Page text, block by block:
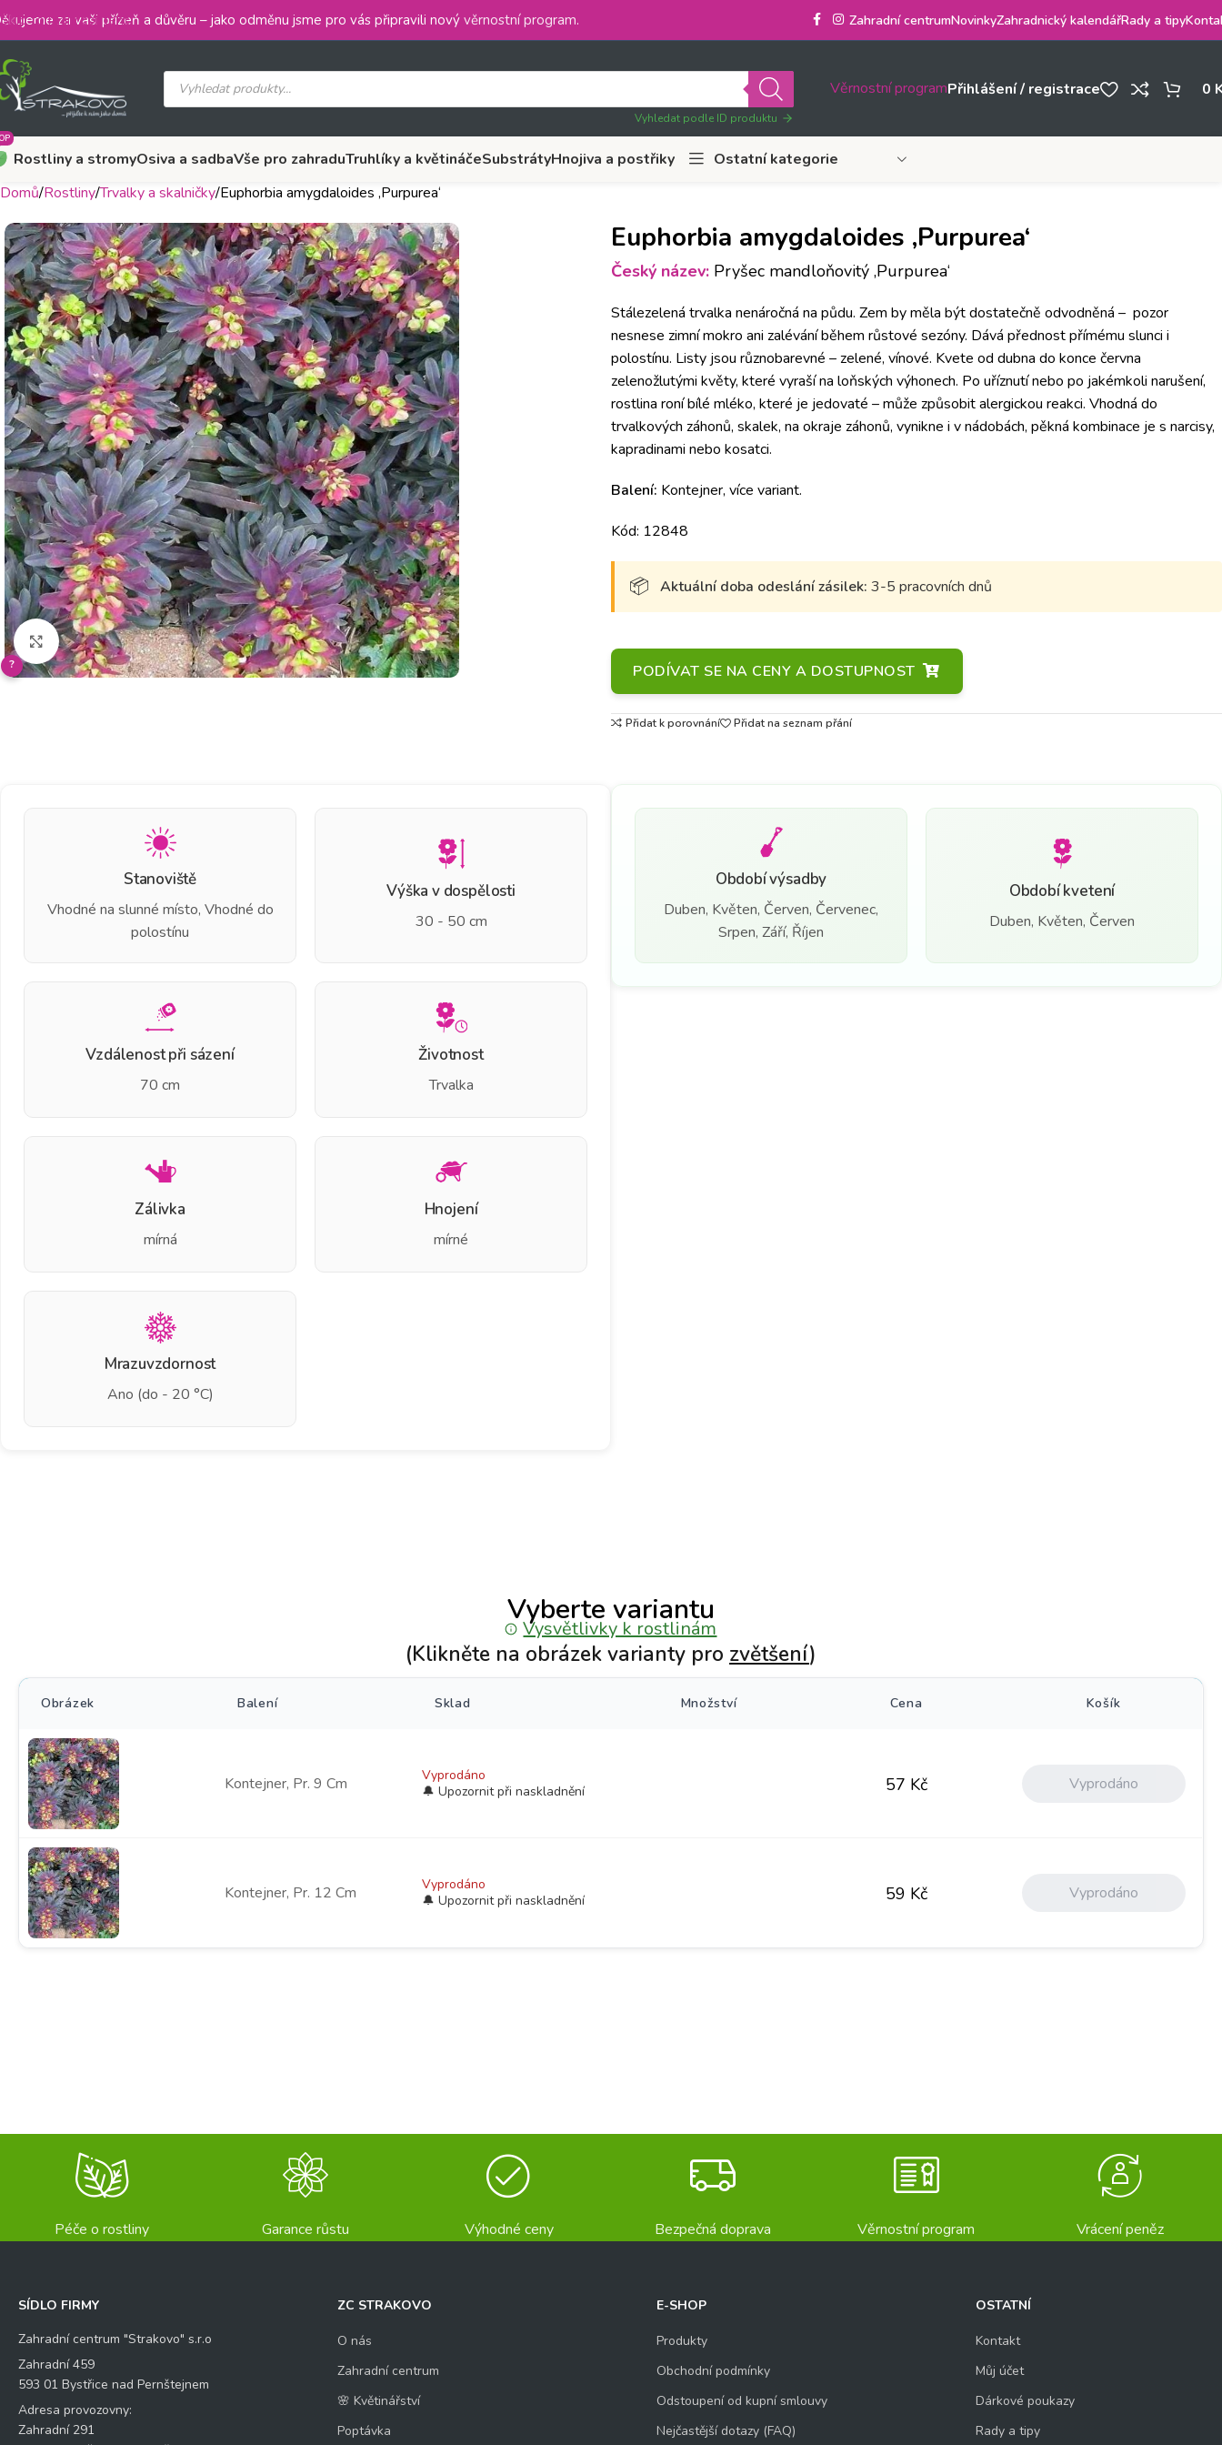
Skip to main content
za vaši přízeň a důvěru – jako odměnu jsme pro vás připravili nový věrnostní program. Zahradní centrumNovinkyZahradnický kalendářRady a tipy
Vyhledat podle ID produktu
Věrnostní programPřihlášení / registrace 0
Rostliny a stromyOsiva a sadbaVše pro zahraduTruhlíky a květináčeSubstrátyHnojiva a postřiky
Ostatní kategorie
Domů Rostliny Trvalky a skalničky Euphorbia amygdaloides ‚Purpurea‘
Klikněte pro zvětšení
?
Euphorbia amygdaloides ‚Purpurea‘
Český název: Pryšec mandloňovitý ‚Purpurea‘
Stálezelená trvalka nenáročná na půdu. Zem by měla být dostatečně odvodněná – pozor
nesnese zimní mokro ani zalévání během růstové sezóny. Dává přednost přímému slunci i
polostínu. Listy jsou různobarevné – zelené, vínové. Kvete od dubna do konce června
zelenožlutými květy, které vyraší na loňských výhonech. Po uříznutí nebo po jakémkoli narušení,
rostlina roní bílé mléko, které je jedovaté – může způsobit alergickou reakci. Vhodná do
trvalkových záhonů, skalek, na okraje záhonů, vynikne i v nádobách, pěkná kombinace je s narcisy,
kapradinami nebo kosatci.
Balení: Kontejner, více variant.
Kód: 12848
Aktuální doba odeslání zásilek: 3-5 pracovních dnů
PODÍVAT SE NA CENY A DOSTUPNOST
Přidat k porovnání Přidat na seznam přání
Stanoviště
Vhodné na slunné místo, Vhodné do
polostínu
Výška v dospělosti
30 - 50 cm
Vzdálenost při sázení
70 cm
Životnost
Trvalka
Zálivka
mírná
Hnojení
mírné
Mrazuvzdornost
Ano (do - 20 °C)
Období výsadby
Duben, Květen, Červen, Červenec,
Srpen, Září, Říjen
Období kvetení
Duben, Květen, Červen
Vyberte variantu
Vysvětlivky k rostlinám
(Klikněte na obrázek varianty pro zvětšení)
Obrázek Balení Sklad Množství Cena Košík
Kontejner, Pr. 9 Cm Vyprodáno 57 Kč Vyprodáno
Kontejner, Pr. 12 Cm Vyprodáno 59 Kč Vyprodáno
Péče o rostliny Garance růstu Výhodné ceny Bezpečná doprava Věrnostní program Vrácení peněz
SÍDLO FIRMY
Zahradní centrum "Strakovo" s.r.o
Zahradní 459
593 01 Bystřice nad Pernštejnem
Adresa provozovny:
Zahradní 291
ZC STRAKOVO
O nás
Zahradní centrum
🌸 Květinářství
Poptávka
E-SHOP
Produkty
Obchodní podmínky
Odstoupení od kupní smlouvy
Nejčastější dotazy (FAQ)
OSTATNÍ
Kontakt
Můj účet
Dárkové poukazy
Rady a tipy